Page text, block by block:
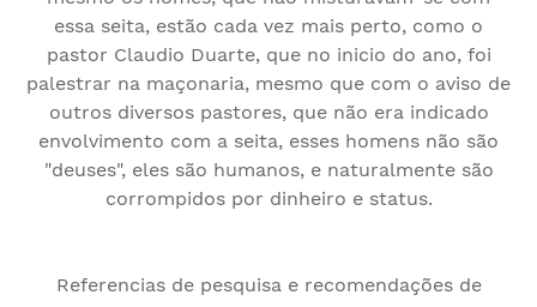
essa seita, estão cada vez mais perto, como o
pastor Claudio Duarte, que no inicio do ano, foi
palestrar na maçonaria, mesmo que com o aviso de
outros diversos pastores, que não era indicado
envolvimento com a seita, esses homens não são
"deuses", eles são humanos, e naturalmente são
corrompidos por dinheiro e status.
Referencias de pesquisa e recomendações de